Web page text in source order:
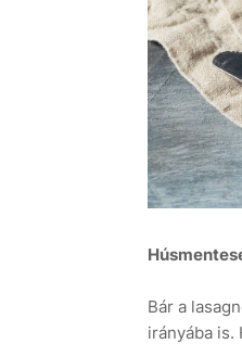
Bár a
irányába is.